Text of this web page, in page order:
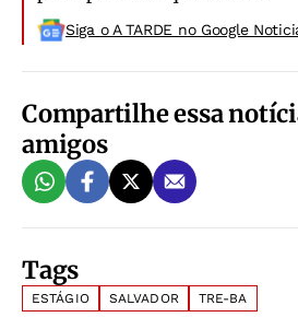
Siga o A TARDE no Google
Compartilhe essa
amigos
Tags
ESTÁGIO SALVADOR TRE-BA